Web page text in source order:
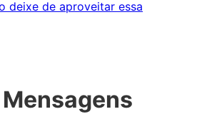
deixe de aproveitar essa